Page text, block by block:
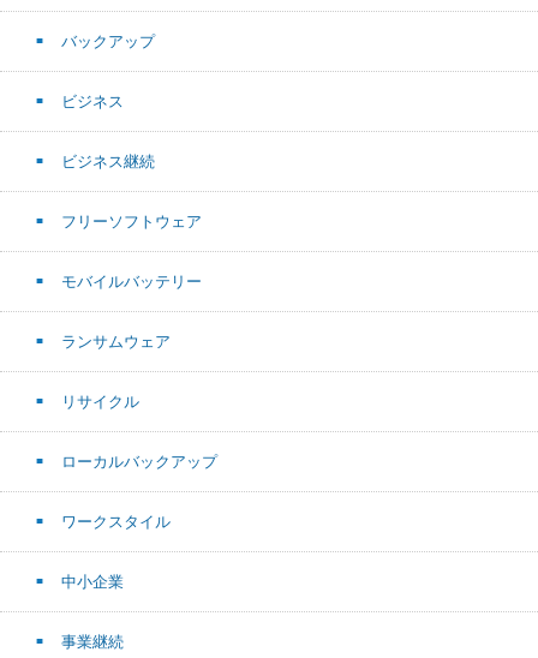
バックアップ
ビジネス
ビジネス継続
フリーソフトウェア
モバイルバッテリー
ランサムウェア
リサイクル
ローカルバックアップ
ワークスタイル
中小企業
事業継続